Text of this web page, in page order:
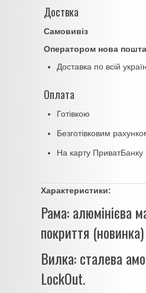
Доствка
Самовивіз
Оператором нова пошта
Доставка по всій
Оплата
Готівкою
Безготівковим
На карту ПриватБанку
Характеристики:
Рама: алюмінієва
покриття (новинка)
Вилка: сталева
LockOut.